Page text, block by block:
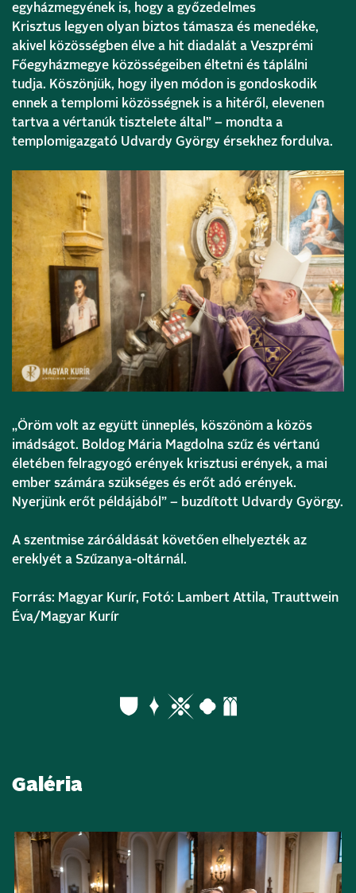
egyházmegyének is, hogy a győzedelmes
Krisztus legyen olyan biztos támasza és menedéke,
akivel közösségben élve a hit diadalát a Veszprémi
Főegyházmegye közösségeiben éltetni és táplálni
tudja. Köszönjük, hogy ilyen módon is gondoskodik
ennek a templomi közösségnek is a hitéről, elevenen
tartva a vértanúk tisztelete által” – mondta a
templomigazgató Udvardy György érsekhez fordulva.
„Öröm volt az együtt ünneplés, köszönöm a közös
imádságot. Boldog Mária Magdolna szűz és vértanú
életében felragyogó erények krisztusi erények, a mai
ember számára szükséges és erőt adó erények.
Nyerjünk erőt példájából” – buzdított Udvardy György.
A szentmise záróáldását követően elhelyezték az
ereklyét a Szűzanya-oltárnál.
Forrás: Magyar Kurír, Fotó: Lambert Attila, Trauttwein
Éva/Magyar Kurír
Galéria